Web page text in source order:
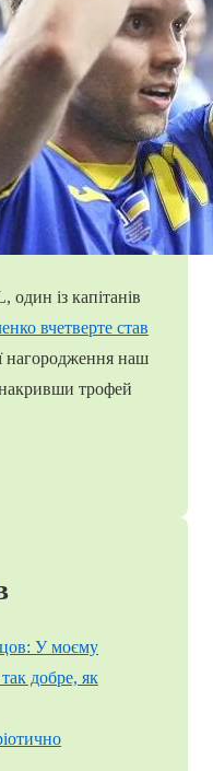
із капітанів
вчетверте став
нагородження наш
трофей
У моєму
добре, як